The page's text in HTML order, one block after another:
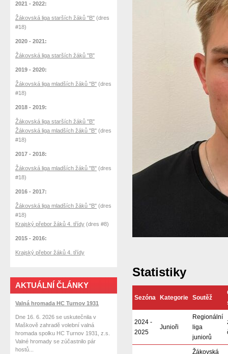
Statistiky
Sezóna Kategorie Soutěž
2024 -
2025
Junioři
Regionální
liga
juniorů
Žákovská
2021 - 2022:
Žákovská liga starších žáků "B" (dres
#18)
2020 - 2021:
Žákovská liga starších žáků "B"
2019 - 2020:
Žákovská liga mladších žáků "B" (dres
#18)
2018 - 2019:
Žákovská liga starších žáků "B"
Žákovská liga mladších žáků "B" (dres
#18)
2017 - 2018:
Žákovská liga mladších žáků "B" (dres
#18)
2016 - 2017:
Žákovská liga mladších žáků "B" (dres
#18)
Krajský přebor žáků 4. třídy (dres #8)
2015 - 2016:
Krajský přebor žáků 4. třídy
AKTUÁLNÍ ČLÁNKY
Valná hromada HC Turnov 1931
Dne 16. 6. 2026 se uskutečnila v
Maškově zahradě volební valná
hromada spolku HC Turnov 1931, z.s.
Valné hromady se zúčastnilo pár
hostů...